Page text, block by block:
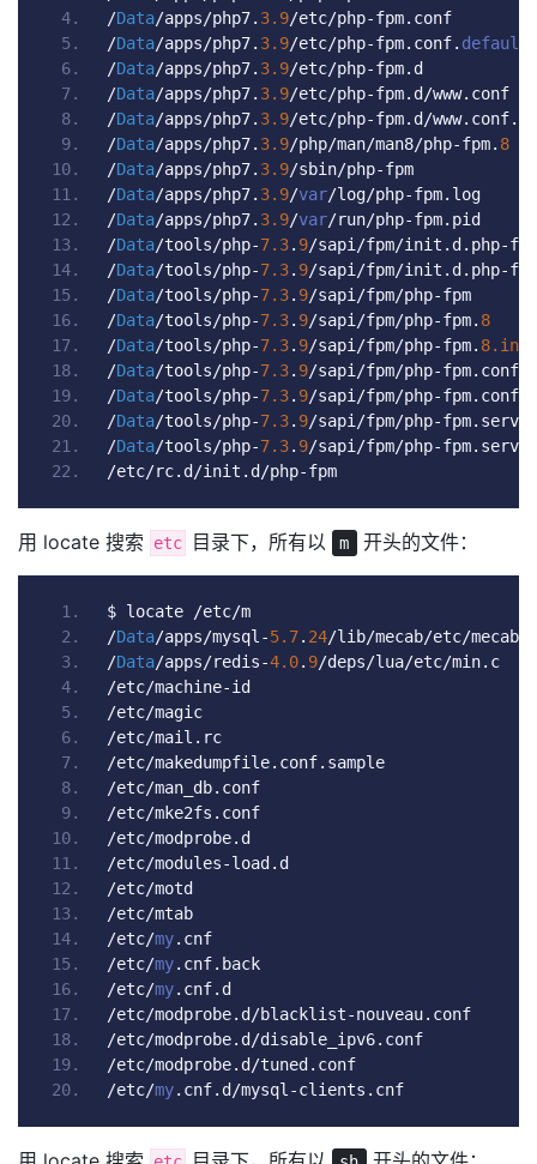
/Data/apps/php7. 3.9/etc/php-fpm. conf
/Data/apps/php7. 3.9/etc/php-fpm. conf. default
/Data/apps/php7. 3.9/etc/php-fpm. d
/Data/apps/php7. 3.9/etc/php-fpm. d /www. conf
/Data/apps/php7. 3.9/etc/php-fpm. d /www. conf.
/Data/apps/php7. 3.9/php/man/man8/php-fpm. 8
/Data/apps/php7. 3.9/sbin/php-fpm
/Data/apps/php7. 3.9/var/log/php-fpm. log
/Data/apps/php7. 3.9/var/run/php-fpm. pid
/Data/tools/php-7.3. 9/sapi /fpm/init . d . php-fpm
/Data/tools/php-7.3. 9/sapi /fpm/init . d . php-fpm
/Data/tools/php-7.3. 9/sapi /fpm/php-fpm
/Data/tools/php-7.3. 9/sapi /fpm/php-fpm. 8
/Data/tools/php-7.3. 9/sapi /fpm/php-fpm. 8.in
/Data/tools/php-7.3. 9/sapi /fpm/php-fpm. conf
/Data/tools/php-7.3. 9/sapi /fpm/php-fpm. conf
/Data/tools/php-7.3. 9/sapi /fpm/php-fpm.
/Data/tools/php-7.3. 9/sapi /fpm/php-fpm.
/etc/rc. d /init . d /php-fpm
用 locate 搜索 etc 目录下，所有以 m 开头的文件：
$ locate /etc/m
/Data/apps/mysql -5.7. 24/lib/mecab/etc/mecabrc
/Data/apps/redis-4.0. 9/deps/lua/etc/min. c
/etc/machine-id
/etc/magic
/etc/mail . rc
/etc/makedumpfile. conf. sample
/etc/man_db. conf
/etc/mke2fs . conf
/etc/modprobe. d
/etc/modules-load . d
/etc/motd
/etc/mtab
/etc/my. cnf
/etc/my. cnf. back
/etc/my. cnf. d
/etc/modprobe. d /blacklist-nouveau. conf
/etc/modprobe. d /disable_ipv6. conf
/etc/modprobe. d /tuned . conf
/etc/my. cnf. d /mysql -clients . cnf